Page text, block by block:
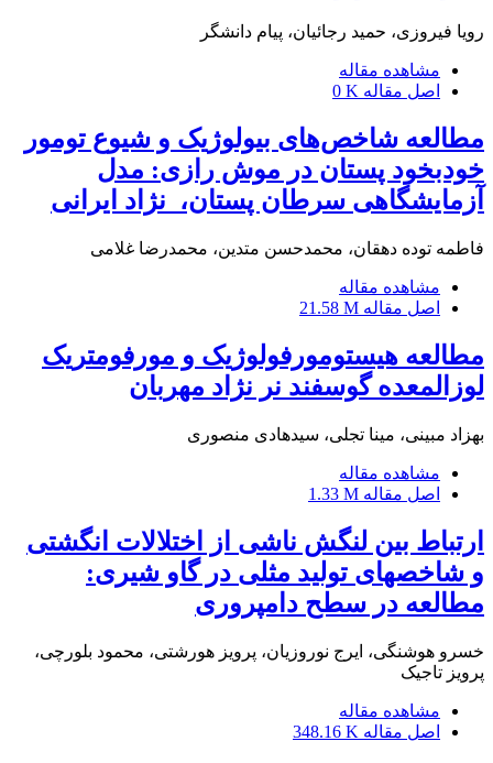
رویا فیروزی، حمید رجائیان، پیام دانشگر
مشاهده مقاله
اصل مقاله 0 K
مطالعه شاخص‌های بیولوژیک و شیوع تومور
خودبخود پستان در موش رازی: مدل
آزمایشگاهی سرطان پستان، ‌ ‌نژاد ایرانی
فاطمه توده دهقان، محمدحسن متدین، محمدرضا غلامی
مشاهده مقاله
اصل مقاله 21.58 M
مطالعه هیستومورفولوژیک و مورفومتریک
لوزالمعده گوسفند نر نژاد مهربان
بهزاد مبینی، مینا تجلی، سیدهادی منصوری
مشاهده مقاله
اصل مقاله 1.33 M
ارتباط بین لنگش ناشی از اختلالات انگشتی
و شاخصهای تولید مثلی در گاو شیری:
مطالعه در سطح دامپروری
خسرو هوشنگی، ایرج نوروزیان، پرویز هورشتی، محمود بلورچی،
پرویز تاجیک
مشاهده مقاله
اصل مقاله 348.16 K